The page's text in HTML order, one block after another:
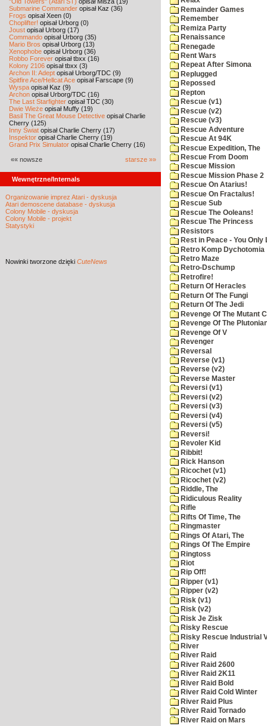
Submarine Commander opisał Kaz (36)
Frogs opisał Xeen (0)
Choplifter! opisał Urborg (0)
Joust opisał Urborg (17)
Commando opisał Urborg (35)
Mario Bros opisał Urborg (13)
Xenophobe opisał Urborg (36)
Robbo Forever opisał tbxx (16)
Kolony 2106 opisał tbxx (3)
Archon II: Adept opisał Urborg/TDC (9)
Spitfire Ace/Hellcat Ace opisał Farscape (9)
Wyspa opisał Kaz (9)
Archon opisał Urborg/TDC (16)
The Last Starfighter opisał TDC (30)
Dwie Wieże opisał Muffy (19)
Basil The Great Mouse Detective opisał Charlie
Cherry (125)
Inny Świat opisał Charlie Cherry (17)
Inspektor opisał Charlie Cherry (19)
Grand Prix Simulator opisał Charlie Cherry (16)
«« nowsze starsze »»
Wewnętrzne/Internals
Organizowanie imprez Atari - dyskusja
Atari demoscene database - dyskusja
Colony Mobile - dyskusja
Colony Mobile - projekt
Statystyki
Nowinki tworzone dzięki CuteNews
Remainder Games
Remember
Remiza Party
Renaissance
Renegade
Rent Wars
Repeat After Simona
Replugged
Repossed
Repton
Rescue (v1)
Rescue (v2)
Rescue (v3)
Rescue Adventure
Rescue At 94K
Rescue Expedition, The
Rescue From Doom
Rescue Mission
Rescue Mission Phase 2
Rescue On Atarius!
Rescue On Fractalus!
Rescue Sub
Rescue The Ooleans!
Rescue The Princess
Resistors
Rest in Peace - You Only
Retro Komp Dychotomia
Retro Maze
Retro-Dschump
Retrofire!
Return Of Heracles
Return Of The Fungi
Return Of The Jedi
Revenge Of The Mutant
Revenge Of The
Revenge Of V
Revenger
Reversal
Reverse (v1)
Reverse (v2)
Reverse Master
Reversi (v1)
Reversi (v2)
Reversi (v3)
Reversi (v4)
Reversi (v5)
Reversi!
Revoler Kid
Ribbit!
Rick Hanson
Ricochet (v1)
Ricochet (v2)
Riddle, The
Ridiculous Reality
Rifle
Rifts Of Time, The
Ringmaster
Rings Of Atari, The
Rings Of The Empire
Ringtoss
Riot
Rip Off!
Ripper (v1)
Ripper (v2)
Risk (v1)
Risk (v2)
Risk Je Zisk
Risky Rescue
Risky Rescue Industrial
River
River Raid
River Raid 2600
River Raid 2K11
River Raid Bold
River Raid Cold Winter
River Raid Plus
River Raid Tornado
River Raid on Mars